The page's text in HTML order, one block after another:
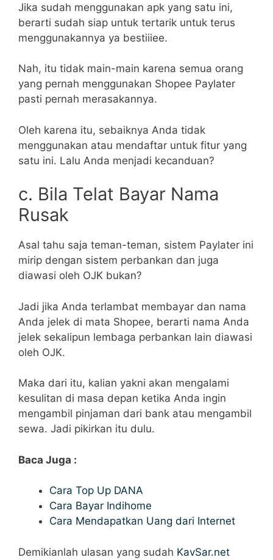
Jika sudah menggunakan apk yang satu ini,
berarti sudah siap untuk tertarik untuk terus
menggunakannya ya bestiiiee.
Nah, itu tidak main-main karena semua orang
yang pernah menggunakan Shopee Paylater
pasti pernah merasakannya.
Oleh karena itu, sebaiknya Anda tidak
menggunakan atau mendaftar untuk fitur yang
satu ini. Lalu Anda menjadi kecanduan?
c. Bila Telat Bayar Nama
Rusak
Asal tahu saja teman-teman, sistem Paylater ini
mirip dengan sistem perbankan dan juga
diawasi oleh OJK bukan?
Jadi jika Anda terlambat membayar dan nama
Anda jelek di mata Shopee, berarti nama Anda
jelek sekalipun lembaga perbankan lain diawasi
oleh OJK.
Maka dari itu, kalian yakni akan mengalami
kesulitan di masa depan ketika Anda ingin
mengambil pinjaman dari bank atau mengambil
sewa. Jadi pikirkan itu dulu.
Baca Juga :
Cara Top Up DANA
Cara Bayar Indihome
Cara Mendapatkan Uang dari Internet
Demikianlah ulasan yang sudah KavSar.net